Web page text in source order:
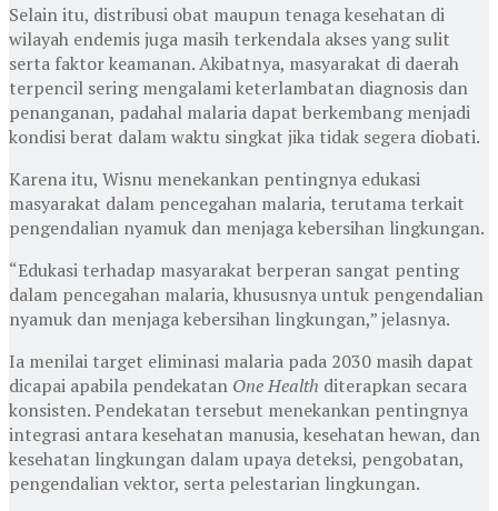
Selain itu, distribusi obat maupun tenaga kesehatan di
wilayah endemis juga masih terkendala akses yang sulit
serta faktor keamanan. Akibatnya, masyarakat di daerah
terpencil sering mengalami keterlambatan diagnosis dan
penanganan, padahal malaria dapat berkembang menjadi
kondisi berat dalam waktu singkat jika tidak segera diobati.
Karena itu, Wisnu menekankan pentingnya edukasi
masyarakat dalam pencegahan malaria, terutama terkait
pengendalian nyamuk dan menjaga kebersihan lingkungan.
“Edukasi terhadap masyarakat berperan sangat penting
dalam pencegahan malaria, khususnya untuk pengendalian
nyamuk dan menjaga kebersihan lingkungan,” jelasnya.
Ia menilai target eliminasi malaria pada 2030 masih dapat
dicapai apabila pendekatan One Health diterapkan secara
konsisten. Pendekatan tersebut menekankan pentingnya
integrasi antara kesehatan manusia, kesehatan hewan, dan
kesehatan lingkungan dalam upaya deteksi, pengobatan,
pengendalian vektor, serta pelestarian lingkungan.